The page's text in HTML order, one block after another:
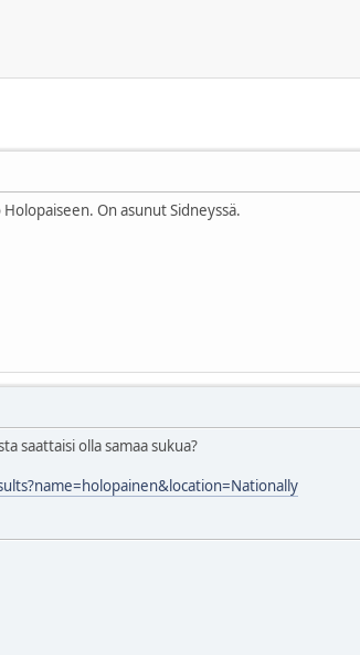
On asunut Sidneyssä.
saattaisi olla samaa sukua?